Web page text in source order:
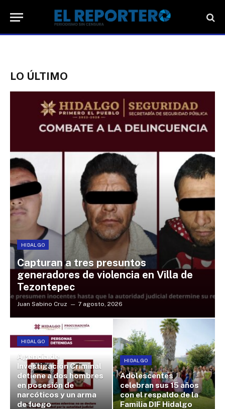
LO ÚLTIMO
HIDALGO
Capturan a tres presuntos
generadores de violencia en Villa de
Tezontepec
Juan Sabino Cruz 7 agosto, 2026
HIDALGO
Agencia de
Investigación Criminal
detiene a dos hombres
en posesión de
narcóticos y un arma
de fuego
HIDALGO
Adolescentes
celebran sus 15 años
con el respaldo de la
Familia DIF Hidalgo